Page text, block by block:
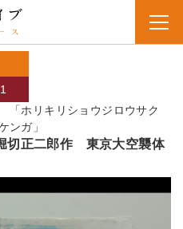
「ホリキリショウジロウサク
ンガ」
切正二郎作 東京大空襲体